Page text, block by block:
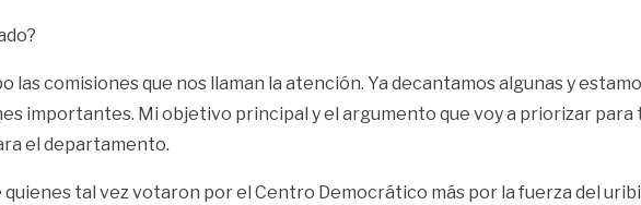
las comisiones que nos llaman la atención. Ya decantamos algunas y
importantes. Mi objetivo principal y el argumento que voy a priorizar para
el departamento.
quienes tal vez votaron por el Centro Democrático más por la fuerza del